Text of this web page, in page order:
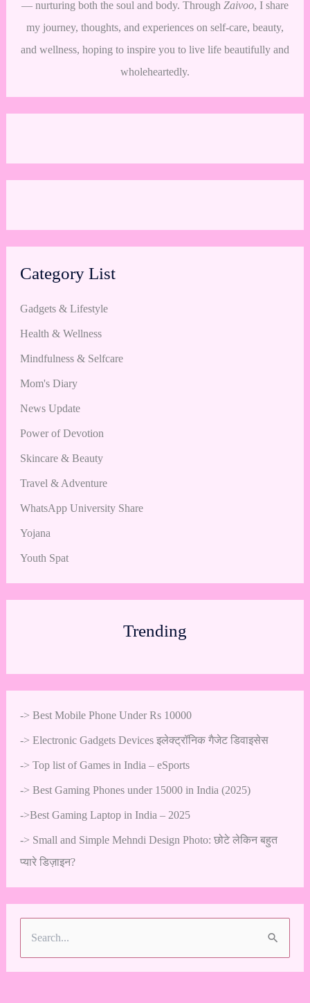
— nurturing both the soul and body. Through Zaivoo, I share
my journey, thoughts, and experiences on self-care, beauty,
and wellness, hoping to inspire you to live life beautifully and
wholeheartedly.
Category List
Gadgets & Lifestyle
Health & Wellness
Mindfulness & Selfcare
Mom's Diary
News Update
Power of Devotion
Skincare & Beauty
Travel & Adventure
WhatsApp University Share
Yojana
Youth Spat
Trending
-> Best Mobile Phone Under Rs 10000
-> Electronic Gadgets Devices इलेक्ट्रॉनिक गैजेट डिवाइसेस
-> Top list of Games in India – eSports
-> Best Gaming Phones under 15000 in India (2025)
->Best Gaming Laptop in India – 2025
-> Small and Simple Mehndi Design Photo: छोटे लेकिन बहुत
प्यारे डिज़ाइन?